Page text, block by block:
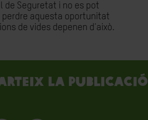
de Seguretat i no es pot
perdre aquesta oportunitat
de vides depenen d'això.
la publicació